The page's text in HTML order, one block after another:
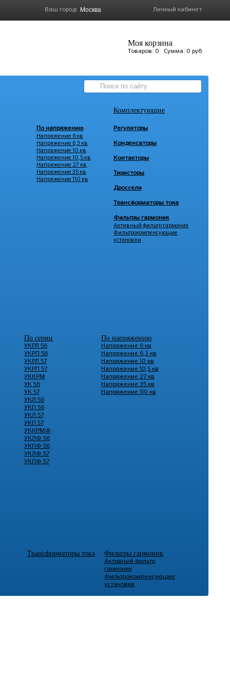
Личный кабинет
Ваш город:
Моя корзина
Товаров: 0 Сумма: 0 руб
По напряжению
Напряжение 6 кв
Напряжение 6,3 кв
Напряжение 10 кв
Напряжение 10,5 кв
Напряжение 27 кв
Напряжение 35 кв
Напряжение 110 кв
Комплектующие
Регуляторы
Конденсаторы
Контакторы
Тиристоры
Дроссели
Трансформаторы тока
Фильтры гармоник
Активный фильтр гармоник
Фильтрокомпенсующие
установки
По серии
УКРЛ 56
УКРП 56
УКРЛ 57
УКРП 57
УККРМ
УК 56
УК 57
УКЛ 56
УКП 56
УКЛ 57
УКП 57
УККРМФ
УКЛФ 56
УКПФ 56
УКЛФ 57
УКПФ 57
По напряжению
Напряжение 6 кв
Напряжение 6,3 кв
Напряжение 10 кв
Напряжение 10,5 кв
Напряжение 27 кв
Напряжение 35 кв
Напряжение 110 кв
Трансформаторы тока Фильтры гармоник
Активный фильтр
гармоник
Фильтрокомпенсующие
установки